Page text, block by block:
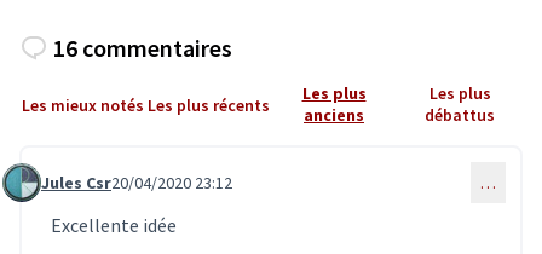
16 commentaires
Les mieux notés Les plus récents
Les plus
anciens
Les plus
débattus
Commentaire 1909
Jules Csr20/04/2020 23:12 …
Excellente idée